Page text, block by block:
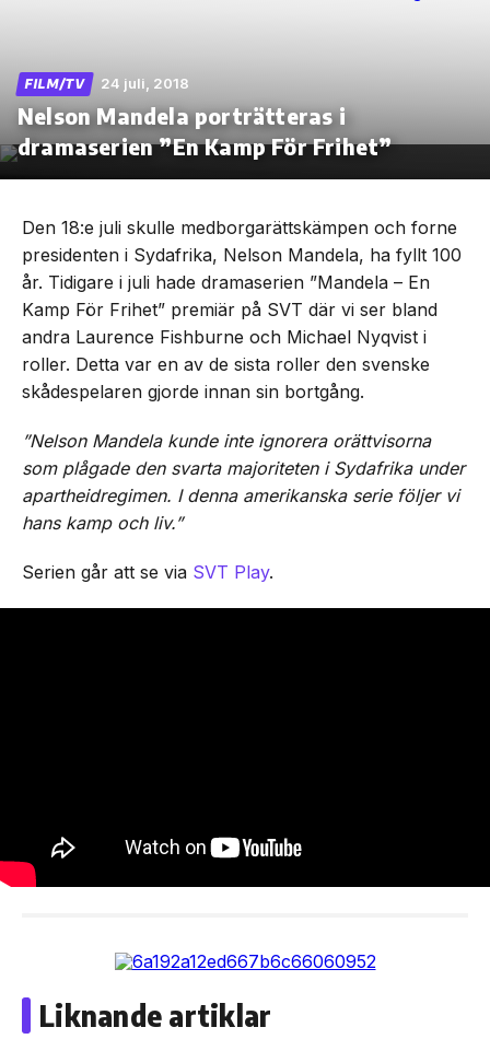
Skip
the
FILM/TV 24 juli, 2018
Nelson Mandela porträtteras i
dramaserien ”En Kamp För Frihet”
Den 18:e juli skulle medborgarättskämpen och forne
presidenten i Sydafrika, Nelson Mandela, ha fyllt 100
år. Tidigare i juli hade dramaserien ”Mandela – En
Kamp För Frihet” premiär på SVT där vi ser bland
andra Laurence Fishburne och Michael Nyqvist i
roller. Detta var en av de sista roller den svenske
skådespelaren gjorde innan sin bortgång.
”Nelson Mandela kunde inte ignorera orättvisorna
som plågade den svarta majoriteten i Sydafrika under
apartheidregimen. I denna amerikanska serie följer vi
hans kamp och liv.”
Serien går att se via SVT Play.
Liknande artiklar